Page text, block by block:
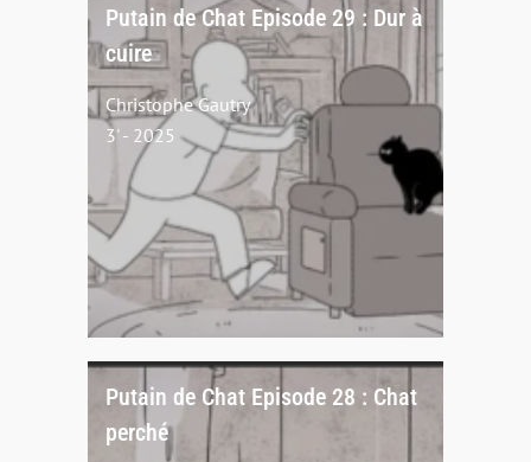
Putain de Chat Episode 29 : Dur à
cuire
Christophe Gautry
3' - 2025
Putain de Chat Episode 28 : Chat
perché